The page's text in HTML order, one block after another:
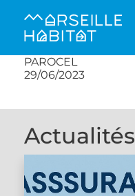
PAROCEL
29/06/2023
Actualités